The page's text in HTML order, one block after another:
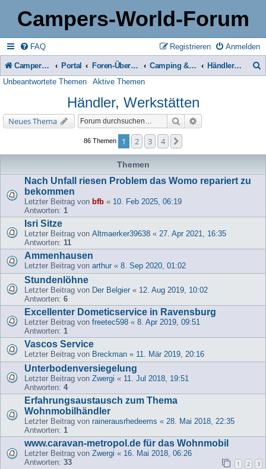
Campers-World-Forum
FAQ Anmelden
Registrieren
Campers-World-Forum Portal Foren-Übersicht Camping & Reise -> Fahrzeuge & Zubehör in der Praxis Händler, Werkstätten
Unbeantwortete Themen Aktive Themen
Händler, Werkstätten
Neues Thema Suche
86 Themen 1 2 3 4
Themen
Nach Unfall riesen Problem das Womo repariert zu
bekommen
Letzter Beitrag von bfb « 10. Feb 2025, 06:19
Antworten: 1
Isri Sitze
Letzter Beitrag von Altmaerker39638 « 27. Apr 2021, 16:35
Antworten: 11
Ammenhausen
Letzter Beitrag von arthur « 8. Sep 2020, 01:02
Stundenlöhne
Letzter Beitrag von Der Belgier « 12. Aug 2019, 10:02
Antworten: 6
Excellenter Dometicservice in Ravensburg
Letzter Beitrag von freetec598 « 8. Apr 2019, 09:51
Antworten: 1
Vascos Service
Letzter Beitrag von Breckman « 11. Mär 2019, 20:16
Unterbodenversiegelung
Letzter Beitrag von Zwergi « 11. Jul 2018, 19:51
Antworten: 4
Erfahrungsaustausch zum Thema
Wohnmobilhändler
Letzter Beitrag von rainerausrhedeems « 28. Mai 2018, 22:35
Antworten: 1
www.caravan-metropol.de für das Wohnmobil
Letzter Beitrag von Zwergi « 16. Mai 2018, 06:26
Antworten: 33 1 2 3